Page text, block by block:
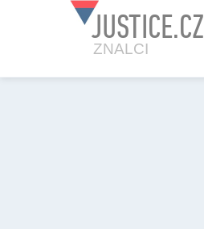
JUSTICE.CZ
ZNALCI